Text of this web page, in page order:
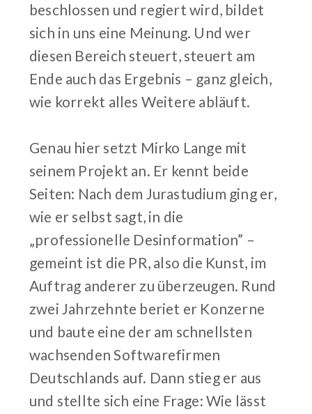
beschlossen und regiert wird, bildet
sich in uns eine Meinung. Und wer
diesen Bereich steuert, steuert am
Ende auch das Ergebnis – ganz gleich,
wie korrekt alles Weitere abläuft.
Genau hier setzt Mirko Lange mit
seinem Projekt an. Er kennt beide
Seiten: Nach dem Jurastudium ging er,
wie er selbst sagt, in die
„professionelle Desinformation” –
gemeint ist die PR, also die Kunst, im
Auftrag anderer zu überzeugen. Rund
zwei Jahrzehnte beriet er Konzerne
und baute eine der am schnellsten
wachsenden Softwarefirmen
Deutschlands auf. Dann stieg er aus
und stellte sich eine Frage: Wie lässt